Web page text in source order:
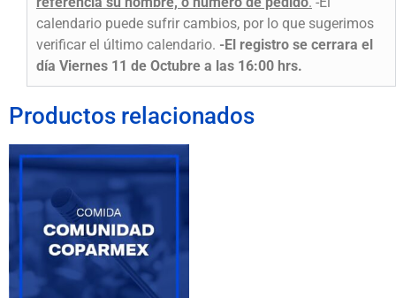
calendario puede sufrir cambios, por lo que sugerimos
verificar el último calendario. -El registro se cerrara el
día Viernes 11 de Octubre a las 16:00 hrs.
Productos relacionados